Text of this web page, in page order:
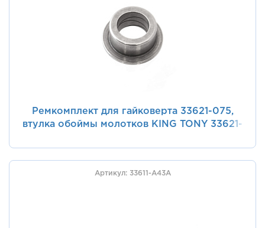
Ремкомплект для гайковерта 33621-075,
втулка обоймы молотков KING TONY 33621-
Артикул: 33611-A43A